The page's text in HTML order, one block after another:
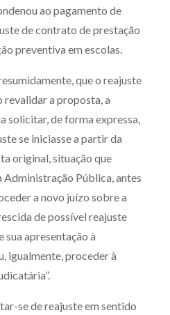
Play
por Escrito
Zênite
Online
presenciais
ao pagamento de
de contrato de prestação
preventiva em escolas.
que o reajuste
revalidar a proposta, a
solicitar, de forma expressa,
se iniciasse a partir da
original, situação que
Pública, antes
a novo juízo sobre a
de possível reajuste
sua apresentação à
igualmente, proceder à
se de reajuste em sentido